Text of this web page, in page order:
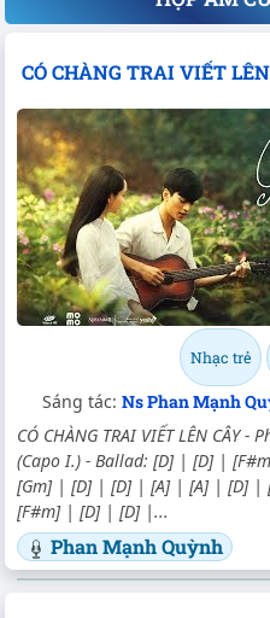
CÓ CHÀNG TRAI VIẾT
Nhạc trẻ
Sáng tác: Ns Phan Mạnh
CÓ CHÀNG TRAI VIẾT LÊN CÂY
(Capo I.) - Ballad: [D] | [D] |
[Gm] | [D] | [D] | [A] | [A] | [D] |
[F#m] | [D] | [D] |...
Phan Mạnh Quỳnh